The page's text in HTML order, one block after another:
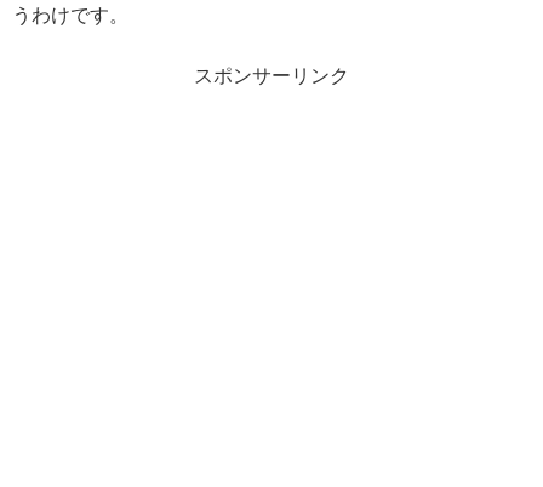
うわけです。
スポンサーリンク